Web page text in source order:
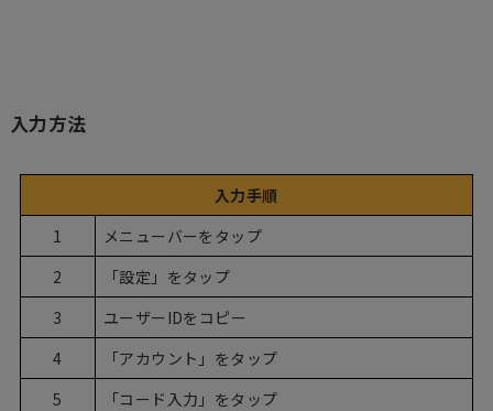
入力方法
入力手順
1
メニューバーをタップ
2
「設定」をタップ
3
ユーザーIDをコピー
4
「アカウント」をタップ
5
「コード入力」をタップ